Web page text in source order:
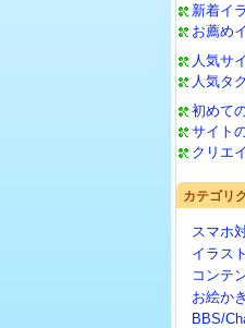
新着イ
お薦め
人気サ
人気タ
初めて
サイト
クリエ
カテゴリ
スマホ
イラス
コンテ
お絵か
BBS/